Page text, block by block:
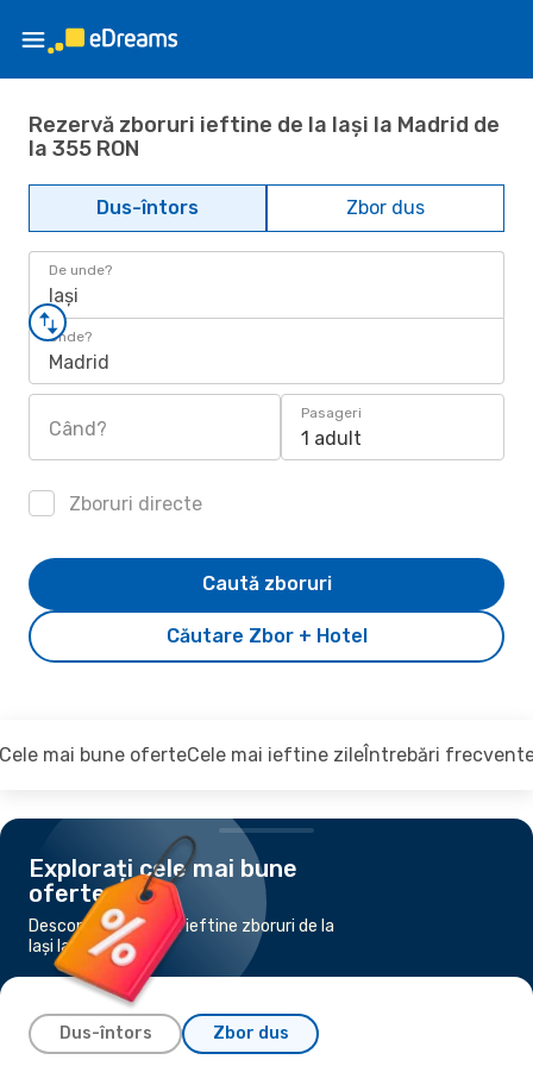
Rezervă zboruri ieftine de la Iași la Madrid de
la 355 RON
Dus-întors Zbor dus
De unde?
Iași
Unde?
Madrid
Când?
Pasageri
1 adult
Zboruri directe
Căutare Zbor + Hotel
Caută zboruri
mai bune oferteCele mai ieftine zileÎntrebări
Explorați cele mai bune
oferte
Descoperiți cele mai ieftine zboruri de la
Iași la Madrid
Dus-întors Zbor dus